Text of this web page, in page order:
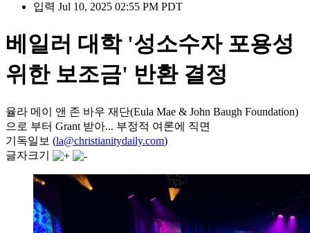
입력 Jul 10, 2025 02:55 PM PDT
베일러 대학 '성소수자 포용성
위한 보조금' 반환 결정
율라 메이 앤 존 바우 재단(Eula Mae & John Baugh Foundation)
으로 부터 Grant 받아... 부정적 여론에 직면
기독일보 (la@christianitydaily.com)
글자크기